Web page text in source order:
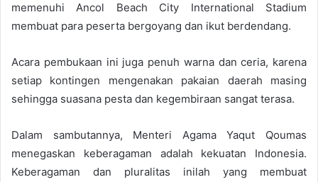
memenuhi Ancol Beach City International Stadium
membuat para peserta bergoyang dan ikut berdendang.
Acara pembukaan ini juga penuh warna dan ceria, karena
setiap kontingen mengenakan pakaian daerah masing
sehingga suasana pesta dan kegembiraan sangat terasa.
Dalam sambutannya, Menteri Agama Yaqut Qoumas
menegaskan keberagaman adalah kekuatan Indonesia.
Keberagaman dan pluralitas inilah yang membuat